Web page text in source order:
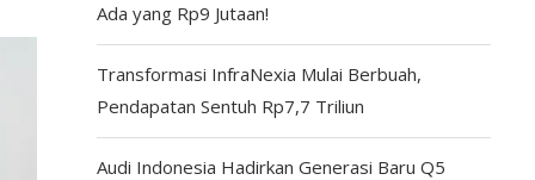
Ada yang Rp9 Jutaan!
Transformasi InfraNexia Mulai Berbuah,
Pendapatan Sentuh Rp7,7 Triliun
Audi Indonesia Hadirkan Generasi Baru Q5